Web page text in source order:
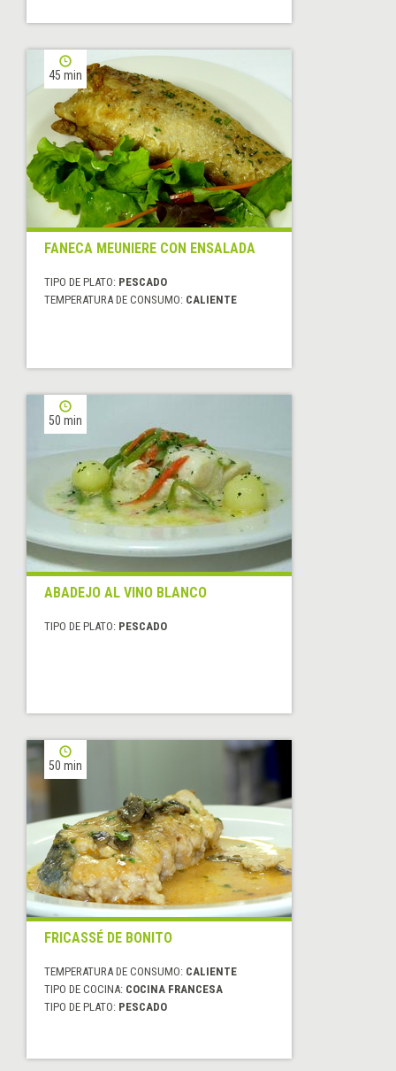
45 min
FANECA MEUNIERE CON ENSALADA
TIPO DE PLATO: PESCADO
TEMPERATURA DE CONSUMO: CALIENTE
50 min
ABADEJO AL VINO BLANCO
TIPO DE PLATO: PESCADO
50 min
FRICASSÉ DE BONITO
TEMPERATURA DE CONSUMO: CALIENTE
TIPO DE COCINA: COCINA FRANCESA
TIPO DE PLATO: PESCADO